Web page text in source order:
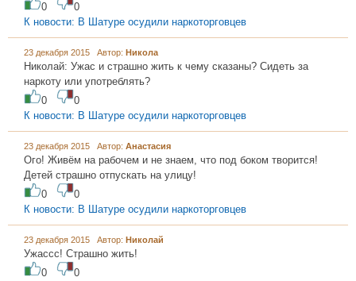
0
0
К новости: В Шатуре осудили наркоторговцев
23 декабря 2015 Автор: Никола
Николай: Ужас и страшно жить к чему сказаны? Сидеть за
наркоту или употреблять?
0
0
К новости: В Шатуре осудили наркоторговцев
23 декабря 2015 Автор: Анастасия
Ого! Живём на рабочем и не знаем, что под боком творится!
Детей страшно отпускать на улицу!
0
0
К новости: В Шатуре осудили наркоторговцев
23 декабря 2015 Автор: Николай
Ужассс! Страшно жить!
0
0